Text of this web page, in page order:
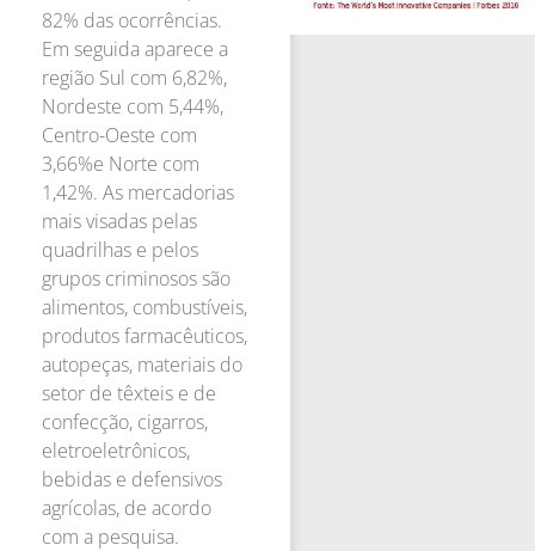
82% das ocorrências.
Em seguida aparece a
região Sul com 6,82%,
Nordeste com 5,44%,
Centro-Oeste com
3,66%e Norte com
1,42%. As mercadorias
mais visadas pelas
quadrilhas e pelos
grupos criminosos são
alimentos, combustíveis,
produtos farmacêuticos,
autopeças, materiais do
setor de têxteis e de
confecção, cigarros,
eletroeletrônicos,
bebidas e defensivos
agrícolas, de acordo
com a pesquisa.